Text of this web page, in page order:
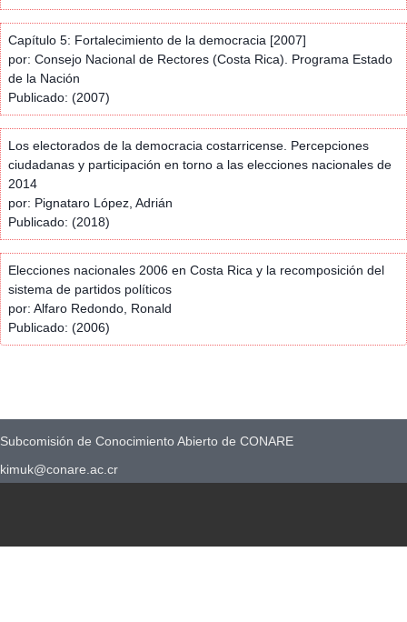
Capítulo 5: Fortalecimiento de la democracia [2007]
por: Consejo Nacional de Rectores (Costa Rica). Programa Estado
de la Nación
Publicado: (2007)
Los electorados de la democracia costarricense. Percepciones
ciudadanas y participación en torno a las elecciones nacionales de
2014
por: Pignataro López, Adrián
Publicado: (2018)
Elecciones nacionales 2006 en Costa Rica y la recomposición del
sistema de partidos políticos
por: Alfaro Redondo, Ronald
Publicado: (2006)
Subcomisión de Conocimiento Abierto de CONARE
kimuk@conare.ac.cr